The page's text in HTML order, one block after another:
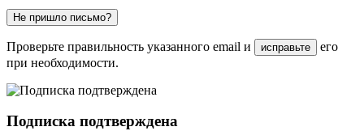
Не пришло письмо?
Проверьте правильность указанного email и исправьте
его
при необходимости.
Подписка подтверждена